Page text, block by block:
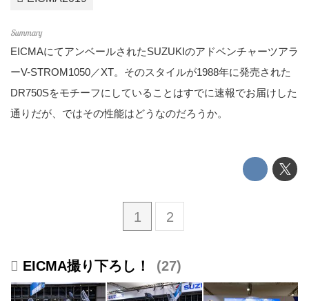
EICMAにてアンベールされたSUZUKIのアドベンチャーツアラ
ーV-STROM1050／XT。そのスタイルが1988年に発売された
DR750Sをモチーフにしていることはすでに速報でお届けした
通りだが、ではその性能はどうなのだろうか。
1 2
EICMA撮り下ろし！ 27